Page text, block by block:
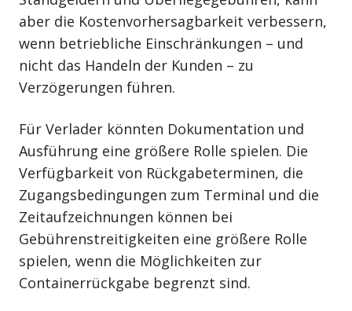
aber die Kostenvorhersagbarkeit verbessern,
wenn betriebliche Einschränkungen – und
nicht das Handeln der Kunden – zu
Verzögerungen führen.
Für Verlader könnten Dokumentation und
Ausführung eine größere Rolle spielen. Die
Verfügbarkeit von Rückgabeterminen, die
Zugangsbedingungen zum Terminal und die
Zeitaufzeichnungen können bei
Gebührenstreitigkeiten eine größere Rolle
spielen, wenn die Möglichkeiten zur
Containerrückgabe begrenzt sind.